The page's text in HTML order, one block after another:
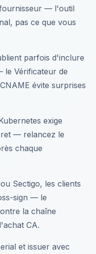
— l'outil
pas ce que vous
parfois d'inclure
le Vérificateur de
évite surprises
exige
— relancez le
chaque
Sectigo, les clients
sign — le
la chaîne
CA.
et issuer avec